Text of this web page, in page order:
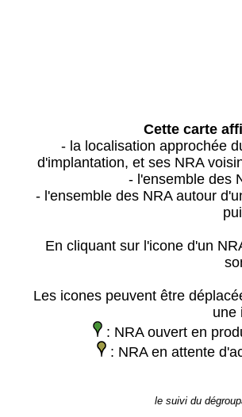
Cette carte
- la localisation approchée
d'implantation, et ses NRA
- l'ensemble des
- l'ensemble des NRA autour
En cliquant sur l'icone d'un
Les icones peuvent être
une
: NRA ouvert en
: NRA en attente
le suivi du